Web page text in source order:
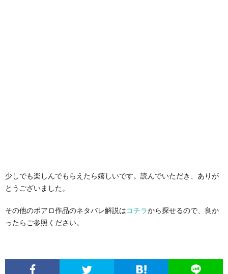
少しでも楽しんでもらえたら嬉しいです。読んでいただき、ありが
とうございました。
その他のポアロ作品のネタバレ解説はコチラから探せるので、良か
ったらご参照ください。